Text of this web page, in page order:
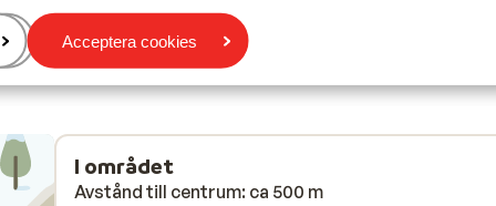
Acceptera cookies
not
AndrewMEnsam
I området
Avstånd till centrum: ca 500 m